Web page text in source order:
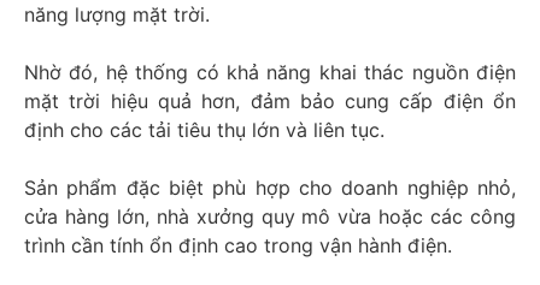
năng lượng mặt trời.
Nhờ đó, hệ thống có khả năng khai thác nguồn điện
mặt trời hiệu quả hơn, đảm bảo cung cấp điện ổn
định cho các tải tiêu thụ lớn và liên tục.
Sản phẩm đặc biệt phù hợp cho doanh nghiệp nhỏ,
cửa hàng lớn, nhà xưởng quy mô vừa hoặc các công
trình cần tính ổn định cao trong vận hành điện.